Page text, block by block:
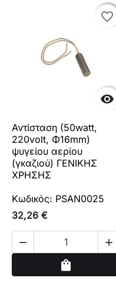

favorite_border
favorite_border
Αντίσταση (50watt,
220volt, Φ16mm)
ψυγείου αερίου
(γκαζιού) ΓΕΝΙΚΗΣ
ΧΡΗΣΗΣ
Κωδικός: PSAN0025
32,26 €
 
shopping_bag